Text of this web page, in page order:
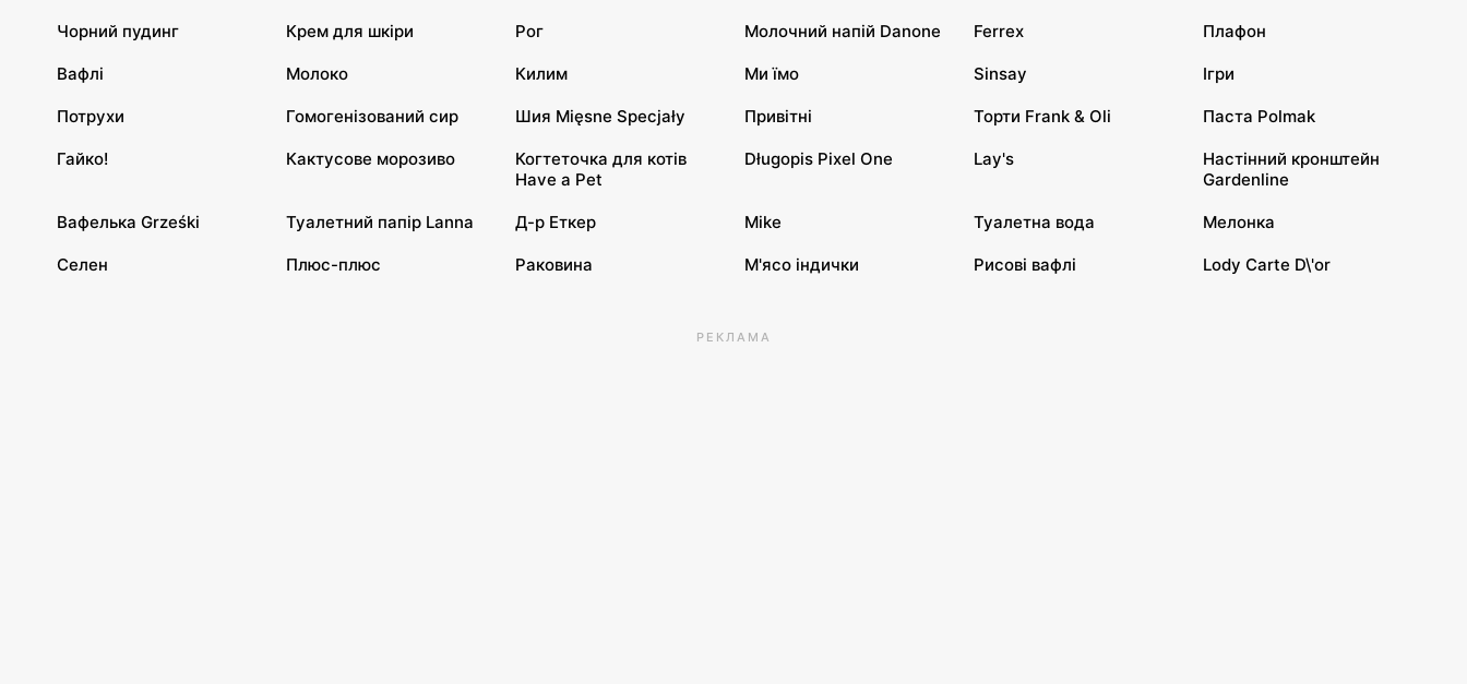
Чорний пудинг Крем для шкіри Рог Молочний напій Danone Ferrex Плафон
Вафлі Молоко Килим Ми їмо Sinsay Ігри
Потрухи Гомогенізований сир Шия Mięsne Specjały Привітні Торти Frank & Oli Паста Polmak
Гайко! Кактусове морозиво
Когтеточка для котів
Have a Pet
Długopis Pixel One Lay's
Настінний кронштейн
Gardenline
Вафелька Grześki Туалетний папір Lanna Д-р Еткер Mike Туалетна вода Мелонка
Селен Плюс-плюс Раковина М'ясо індички Рисові вафлі Lody Carte D\'or
РЕКЛАМА